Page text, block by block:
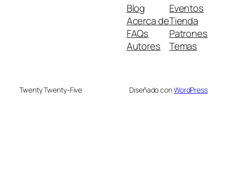
Blog
Acerca de
FAQs
Autores
Eventos
Tienda
Patrones
Temas
Twenty Twenty-Five Diseñado conWordPress